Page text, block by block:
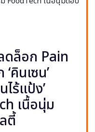
ดล็อก Pain
คินเซน’
ไร้แป้ง’
เนื้อนุ่ม
ตี้